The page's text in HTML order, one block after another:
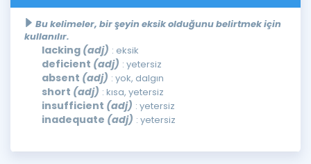
Bu kelimeler, bir şeyin eksik olduğunu belirtmek için
kullanılır.
lacking (adj) : eksik
deficient (adj) : yetersiz
absent (adj) : yok, dalgın
short (adj) : kısa, yetersiz
insufficient (adj) : yetersiz
inadequate (adj) : yetersiz